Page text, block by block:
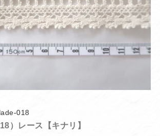
018
）レース【キナリ】